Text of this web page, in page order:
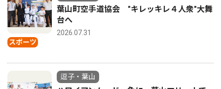
スポーツ
葉山町空手道協会 "キレッキレ４人衆"大舞
台へ
2026.07.31
逗子・葉山